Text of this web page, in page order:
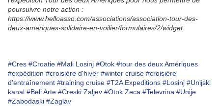
poursuivre notre action :
https://www.helloasso.com/associations/association-tour-des-
deux-ameriques-solidaire-en-voilier/formulaires/2/widget
#Cres #Croatie #Mali Losinj #Otok #tour des deux Amériques
#expédition #croisière d'hiver #winter cruise #croisière
d'entraînement #training cruise #T2A Expeditions #Losinj #Unijski
kanal #Beli Arte #Creski Zaljev #Otok Zeca #Televrina #Unije
#Zabodaski #Zaglav